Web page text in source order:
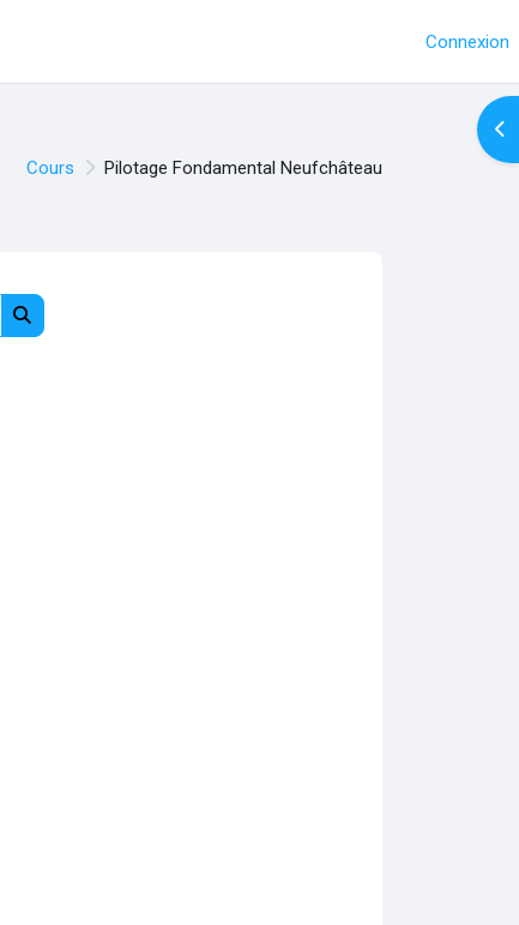
Connexion
Cours Pilotage Fondamental Neufchâteau
Rechercher des cours
Rechercher des cours